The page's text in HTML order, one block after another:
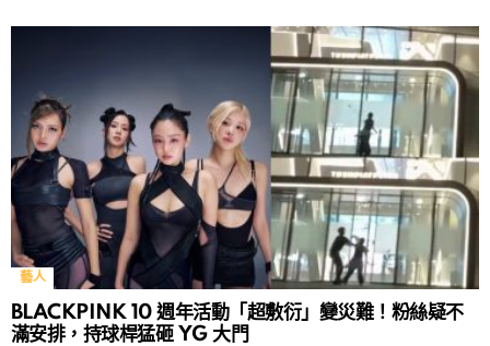
藝人
BLACKPINK 10 週年活動「超敷衍」變災難！粉絲疑不
滿安排，持球桿猛砸 YG 大門